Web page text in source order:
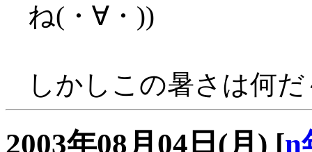
ね(・∀・))
しかしこの暑さは何
2003年08月04日(月) [n